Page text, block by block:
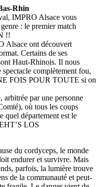
Rhin
IMPRO Alsace vous
: le premier match
!!
Alsace ont découvert
Certains de ses
Haut-Rhinois. Il nous
complètement fou,
FOIS POUR TOUTE si on
arbitrée par une personne
où tous les coups
quel département est le
LOS
du cordyceps, le monde
endurer et survivre. Mais
parfois, la lumière trouve
de la communauté et peut-